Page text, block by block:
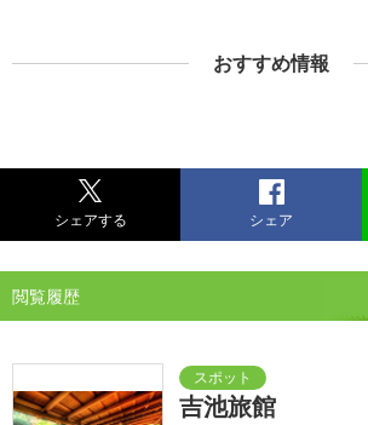
おすすめ情報
シェアする シェア
閲覧履歴
吉池旅館